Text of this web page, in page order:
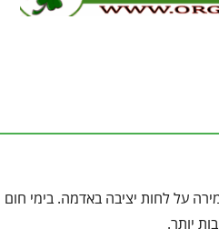
על לחות יציבה באדמה. בימי חום
יותר.